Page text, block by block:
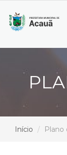
Início Plano